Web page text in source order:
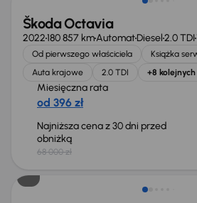
Škoda Octavia
2022180 857 kmAutomatDiesel2.0 TDI
Od pierwszego właściciela
Książka
Auta krajowe
2.0 TDI +8 kolejnych
Miesięczna rata
od 396 zł
Najniższa cena z 30 dni przed
obniżką
68 000 zł